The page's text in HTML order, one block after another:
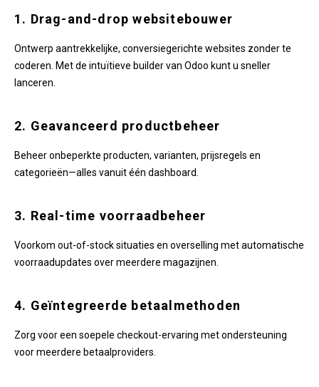
1. Drag-and-drop websitebouwer
Ontwerp aantrekkelijke, conversiegerichte websites zonder te
coderen. Met de intuïtieve builder van Odoo kunt u sneller
lanceren.
2. Geavanceerd productbeheer
Beheer onbeperkte producten, varianten, prijsregels en
categorieën—alles vanuit één dashboard.
3. Real-time voorraadbeheer
Voorkom out-of-stock situaties en overselling met automatische
voorraadupdates over meerdere magazijnen.
4. Geïntegreerde betaalmethoden
Zorg voor een soepele checkout-ervaring met ondersteuning
voor meerdere betaalproviders.